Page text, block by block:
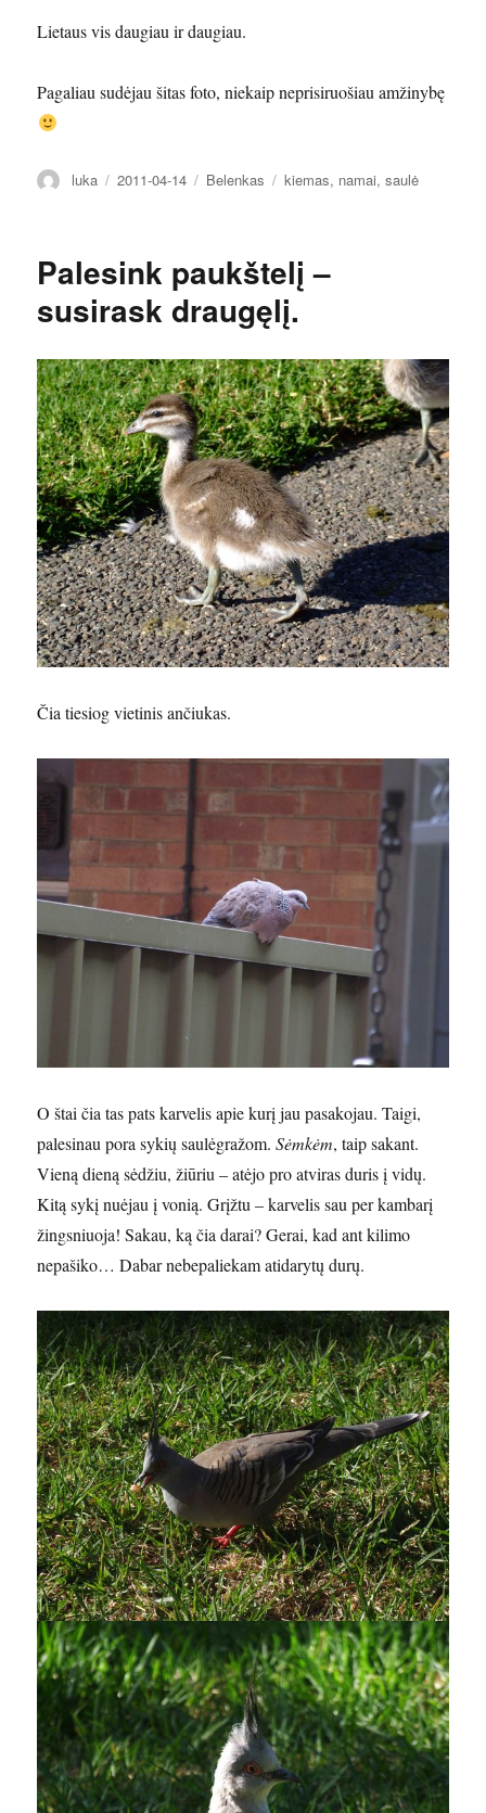
Lietaus vis daugiau ir daugiau.
Pagaliau sudėjau šitas foto, niekaip neprisiruošiau amžinybę
Autorius
luka Paskelbta
2011-04-14 Kategorijos
Belenkas Žymos
kiemas, namai,saulė
Palesink paukštelį –
susirask draugęlį.
Čia tiesiog vietinis ančiukas.
O štai čia tas pats karvelis apie kurį jau pasakojau. Taigi,
palesinau pora sykių saulėgražom.Sėmkėm, taip sakant.
Vieną dieną sėdžiu, žiūriu – atėjo pro atviras duris į vidų.
Kitą sykį nuėjau į vonią. Grįžtu – karvelis sau per kambarį
žingsniuoja! Sakau, ką čia darai? Gerai, kad ant kilimo
nepašiko… Dabar nebepaliekam atidarytų durų.